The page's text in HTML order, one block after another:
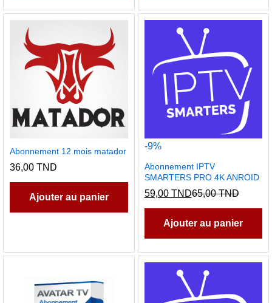
Abonnement 12 mois matador
36,00 TND
Ajouter au panier
-9%
Abonnement IPTV
SMARTERS PRO 4K ANROID
59,00 TND65,00TND
Ajouter au panier